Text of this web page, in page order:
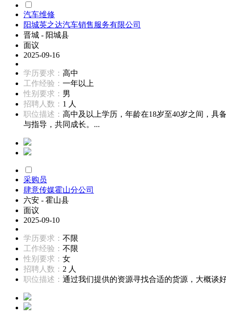
汽车维修
阳城英之达汽车销售服务有限公司
晋城 - 阳城县
面议
2025-09-16
学历要求： 高中
工作经验： 一年以上
性别要求： 男
招聘人数： 1 人
职位描述： 高中及以上学历，年龄在18岁至40岁之间，具
与指导，共同成长。...
采购员
肆意传媒霍山分公司
六安 - 霍山县
面议
2025-09-10
学历要求： 不限
工作经验： 不限
性别要求： 女
招聘人数： 2 人
职位描述： 通过我们提供的资源寻找合适的货源，大概谈